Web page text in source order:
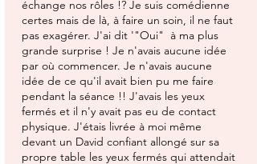
échange nos rôles !? Je suis comédienne
certes mais de là, à faire un soin, il ne faut
pas exagérer. J'ai dit '"Oui" à ma plus
grande surprise ! Je n'avais aucune idée
par où commencer. Je n'avais aucune
idée de ce qu'il avait bien pu me faire
pendant la séance !! J'avais les yeux
fermés et il n'y avait pas eu de contact
physique. J'étais livrée à moi même
devant un David confiant allongé sur sa
propre table les yeux fermés qui attendait